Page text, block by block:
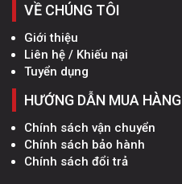
VỀ CHÚNG TÔI
Giới thiệu
Liên hệ / Khiếu nại
Tuyển dụng
HƯỚNG DẪN MUA HÀNG
Chính sách vận chuyển
Chính sách bảo hành
Chính sách đổi trả